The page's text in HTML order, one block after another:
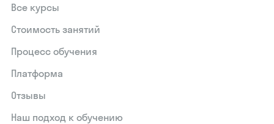
Все курсы
Стоимость занятий
Процесс обучения
Платформа
Отзывы
Наш подход к обучению